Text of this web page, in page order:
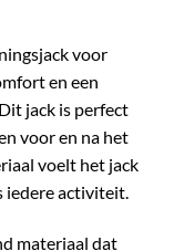
voor
en een
jack is perfect
voor en na het
voelt het jack
iedere activiteit.
materiaal dat